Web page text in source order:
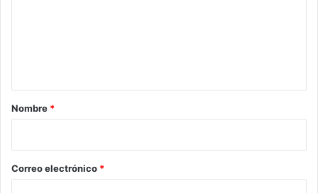
r
*
Nombre *
Correo electrónico *